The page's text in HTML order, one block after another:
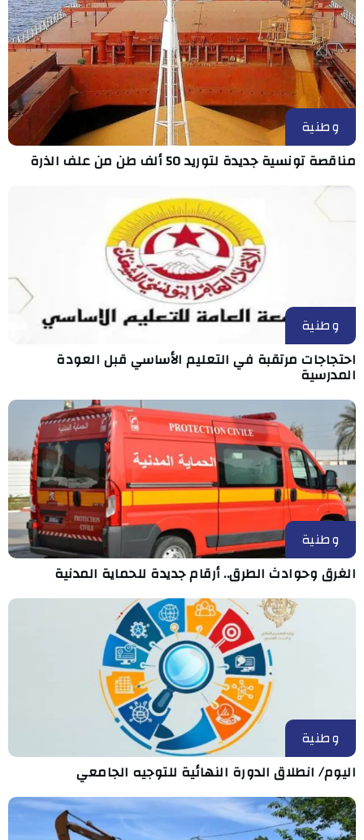
وطنية
مناقصة تونسية جديدة لتوريد 50 ألف طن من علف الذرة
وطنية
احتجاجات مرتقبة في التعليم الأساسي قبل العودة
المدرسية
وطنية
الغرق وحوادث الطرق.. أرقام جديدة للحماية المدنية
وطنية
اليوم/ انطلاق الدورة النهائية للتوجيه الجامعي